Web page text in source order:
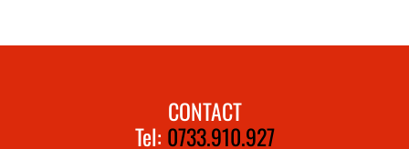
CONTACT
Tel: 0733.910.927